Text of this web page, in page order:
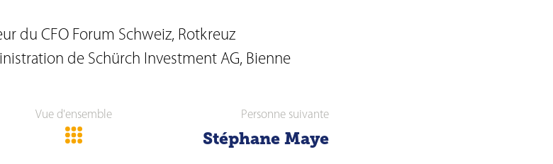
du CFO Forum Schweiz, Rotkreuz
de Schürch Investment AG, Bienne
Vue d'ensemble Personne suivante
Stéphane Maye